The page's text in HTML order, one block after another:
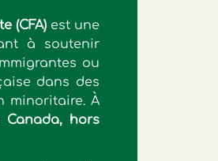
(CFA)est une
à soutenir
ou
dans des
minoritaire. À
Canada, hors